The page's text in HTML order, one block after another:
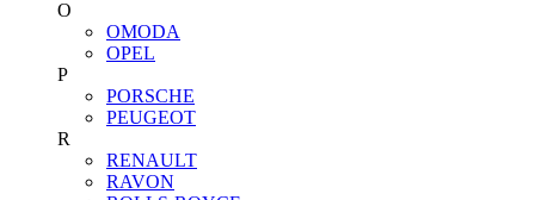
O
OMODA
OPEL
P
PORSCHE
PEUGEOT
R
RENAULT
RAVON